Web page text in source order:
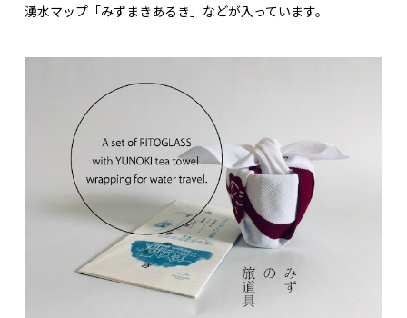
湧水マップ「みずまきあるき」などが入っています。